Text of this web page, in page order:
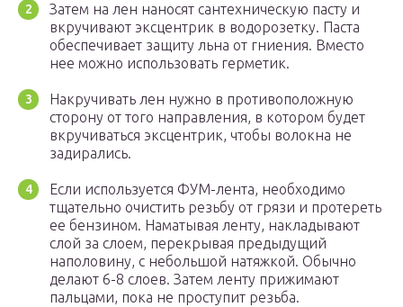
Затем на лен наносят сантехническую пасту и
вкручивают эксцентрик в водорозетку. Паста
обеспечивает защиту льна от гниения. Вместо
нее можно использовать герметик.
Накручивать лен нужно в противоположную
сторону от того направления, в котором будет
вкручиваться эксцентрик, чтобы волокна не
задирались.
Если используется ФУМ-лента, необходимо
тщательно очистить резьбу от грязи и протереть
ее бензином. Наматывая ленту, накладывают
слой за слоем, перекрывая предыдущий
наполовину, с небольшой натяжкой. Обычно
делают 6-8 слоев. Затем ленту прижимают
пальцами, пока не проступит резьба.